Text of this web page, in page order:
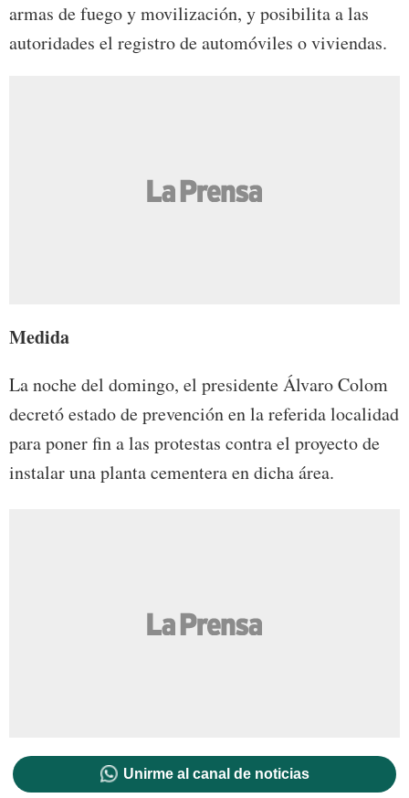
armas de fuego y movilización, y posibilita a las
autoridades el registro de automóviles o viviendas.
Medida
La noche del domingo, el presidente Álvaro Colom
decretó estado de prevención en la referida localidad
para poner fin a las protestas contra el proyecto de
instalar una planta cementera en dicha área.
Unirme al canal de noticias